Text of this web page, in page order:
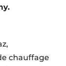
chauffage